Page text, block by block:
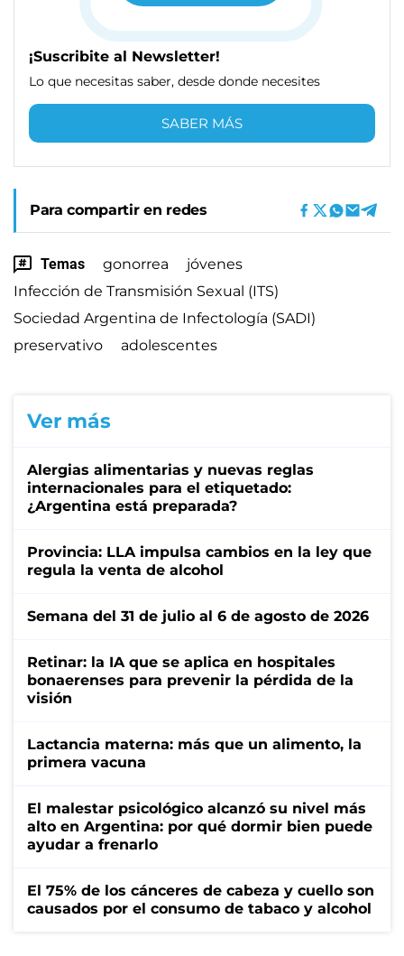
¡Suscribite al Newsletter!
Lo que necesitas saber, desde donde necesites
SABER MÁS
Para compartir en redes
Temas gonorrea
jóvenes
Infección de Transmisión Sexual (ITS)
Sociedad Argentina de Infectología (SADI)
preservativo
adolescentes
Ver más
Alergias alimentarias y nuevas reglas
internacionales para el etiquetado:
¿Argentina está preparada?
Provincia: LLA impulsa cambios en la ley que
regula la venta de alcohol
Semana del 31 de julio al 6 de agosto de 2026
Retinar: la IA que se aplica en hospitales
bonaerenses para prevenir la pérdida de la
visión
Lactancia materna: más que un alimento, la
primera vacuna
El malestar psicológico alcanzó su nivel más
alto en Argentina: por qué dormir bien puede
ayudar a frenarlo
El 75% de los cánceres de cabeza y cuello son
causados por el consumo de tabaco y alcohol